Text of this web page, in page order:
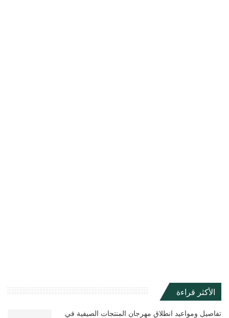
الأكثر قراءة
تفاصيل ومواعيد انطلاق مهرجان المنتجات الصيفية في